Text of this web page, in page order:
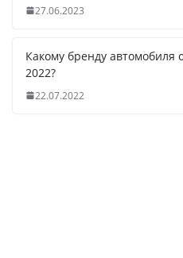
27.06.2023
Какому бренду автомобиля
2022?
22.07.2022